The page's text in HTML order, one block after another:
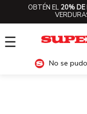
OBTÉN EL 20% DE
☰
No se